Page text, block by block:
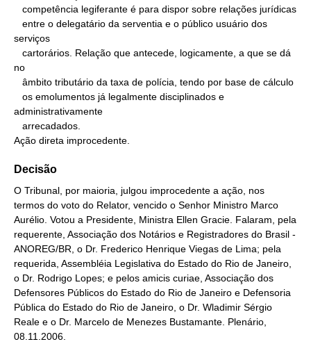
serviços
no
administrativamente
Ação direta improcedente.
Decisão
O Tribunal, por maioria, julgou improcedente a ação, nos
termos do voto do Relator, vencido o Senhor Ministro Marco
Aurélio. Votou a Presidente, Ministra Ellen Gracie. Falaram, pela
requerente, Associação dos Notários e Registradores do Brasil -
ANOREG/BR, o Dr. Frederico Henrique Viegas de Lima; pela
requerida, Assembléia Legislativa do Estado do Rio de Janeiro,
o Dr. Rodrigo Lopes; e pelos amicis curiae, Associação dos
Defensores Públicos do Estado do Rio de Janeiro e Defensoria
Pública do Estado do Rio de Janeiro, o Dr. Wladimir Sérgio
Reale e o Dr. Marcelo de Menezes Bustamante. Plenário,
08.11.2006.